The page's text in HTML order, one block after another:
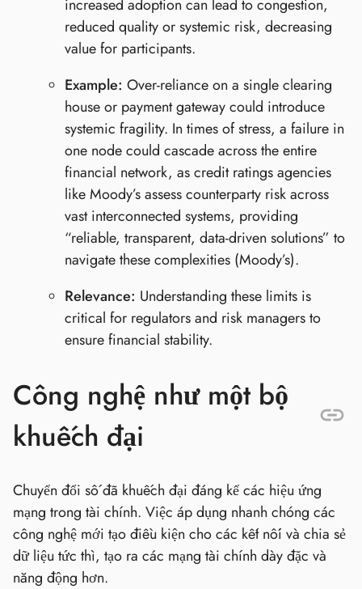
increased adoption can lead to congestion,
reduced quality or systemic risk, decreasing
value for participants.
Example: Over-reliance on a single clearing
house or payment gateway could introduce
systemic fragility. In times of stress, a failure in
one node could cascade across the entire
financial network, as credit ratings agencies
like Moody’s assess counterparty risk across
vast interconnected systems, providing
“reliable, transparent, data-driven solutions” to
navigate these complexities (Moody’s).
Relevance: Understanding these limits is
critical for regulators and risk managers to
ensure financial stability.
Công nghệ như một bộ
khuếch đại
Chuyển đổi số đã khuếch đại đáng kể các hiệu ứng
mạng trong tài chính. Việc áp dụng nhanh chóng các
công nghệ mới tạo điều kiện cho các kết nối và chia sẻ
dữ liệu tức thì, tạo ra các mạng tài chính dày đặc và
năng động hơn.